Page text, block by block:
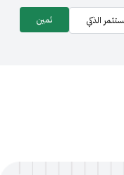
الذكي ثمين